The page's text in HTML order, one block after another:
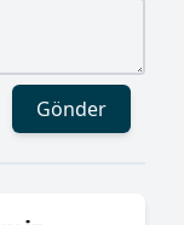
Gönder